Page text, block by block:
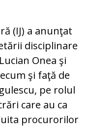
(IJ) a anunţat
disciplinare
Onea şi
şi faţă de
pe rolul
care au ca
procurorilor